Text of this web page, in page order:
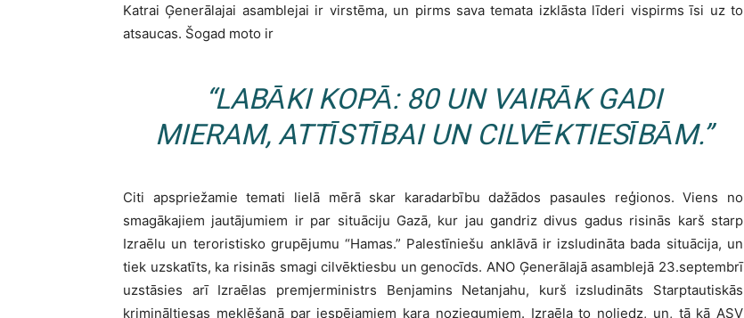
Katrai Ģenerālajai asamblejai ir virstēma, un pirms sava temata izklāsta līderi vispirms īsi uz to
atsaucas. Šogad moto ir
“LABĀKI KOPĀ: 80 UN VAIRĀK GADI
MIERAM, ATTĪSTĪBAI UN CILVĒKTIESĪBĀM.”
Citi apspriežamie temati lielā mērā skar karadarbību dažādos pasaules reģionos. Viens no
smagākajiem jautājumiem ir par situāciju Gazā, kur jau gandriz divus gadus risinās karš starp
Izraēlu un teroristisko grupējumu “Hamas.” Palestīniešu anklāvā ir izsludināta bada situācija, un
tiek uzskatīts, ka risinās smagi cilvēktiesbu un genocīds. ANO Ģenerālajā asamblejā 23.septembrī
uzstāsies arī Izraēlas premjerministrs Benjamins Netanjahu, kurš izsludināts Starptautiskās
krimināltiesas meklēšanā par iespējamiem kara noziegumiem. Izraēla to noliedz, un, tā kā ASV